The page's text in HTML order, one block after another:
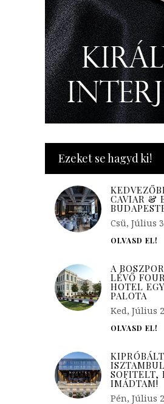
Ezeket se hagyd ki!
CAVIAR &
Csü, Július
OLVASD EL!
A
LÉVŐ
HOTEL
PALOTA
Ked, Július
OLVASD EL!
SOFITELT,
IMÁDTAM!
Pén, Július